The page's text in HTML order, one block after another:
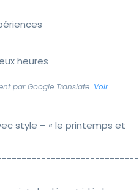
heures
par Google Translate. Voir
style – « le printemps et